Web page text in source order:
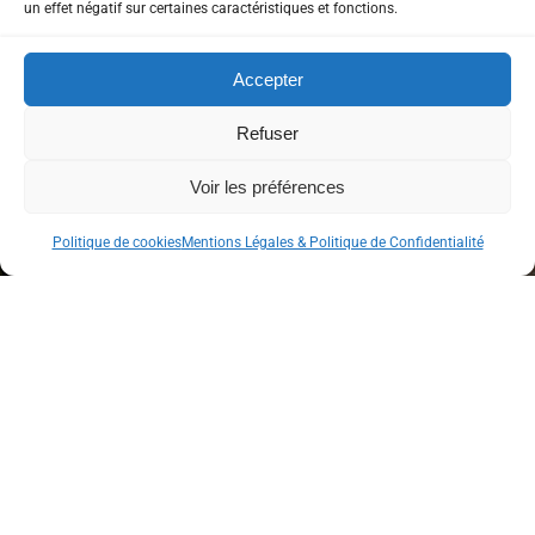
un effet négatif sur certaines caractéristiques et fonctions.
Accepter
Refuser
Voir les préférences
Politique de cookiesMentions Légales & Politique de Confidentialité
Copyright © 2026 Euro-Séjours &
Tourisme – ®
Marques et modèles déposés